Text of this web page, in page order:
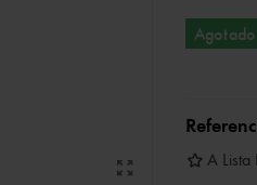
Agotado
A Lista